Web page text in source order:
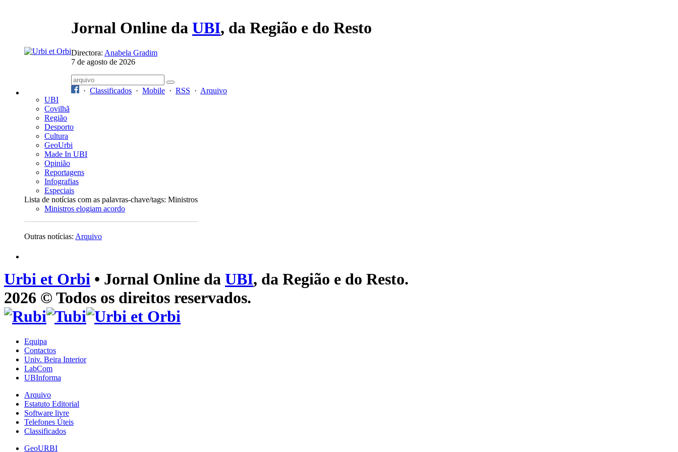
Jornal Online da UBI, da Região e do Resto
Directora: Anabela Gradim
7 de agosto de 2026
· Classificados · Mobile · RSS · Arquivo
UBI
Covilhã
Região
Desporto
Cultura
GeoUrbi
Made In UBI
Opinião
Reportagens
Infografias
Especiais
Lista de notícias com as palavras-chave/tags: Ministros
Ministros elogiam acordo
Outras notícias: Arquivo
Urbi et Orbi • Jornal Online da UBI, da Região e do Resto.
2026 © Todos os direitos reservados.
Equipa
Contactos
Univ. Beira Interior
LabCom
UBInforma
Arquivo
Estatuto Editorial
Software livre
Telefones Úteis
Classificados
GeoURBI